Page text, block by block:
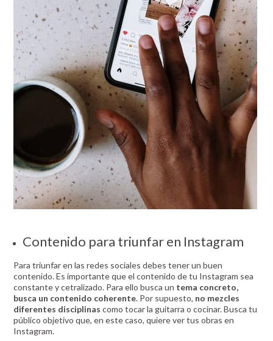
Contenido para triunfar en Instagram
Para triunfar en las redes sociales debes tener un buen
contenido. Es importante que el contenido de tu Instagram sea
constante y cetralizado. Para ello busca un tema concreto,
busca un contenido coherente. Por supuesto, no mezcles
diferentes disciplinas como tocar la guitarra o cocinar. Busca tu
público objetivo que, en este caso, quiere ver tus obras en
Instagram.